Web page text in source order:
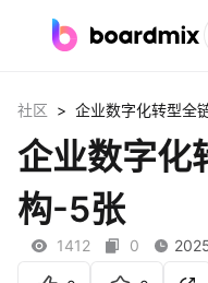
社区资源
会员
企业服务
社区 > 企业数字化转型全
企业数字化
构-5张
1412 0